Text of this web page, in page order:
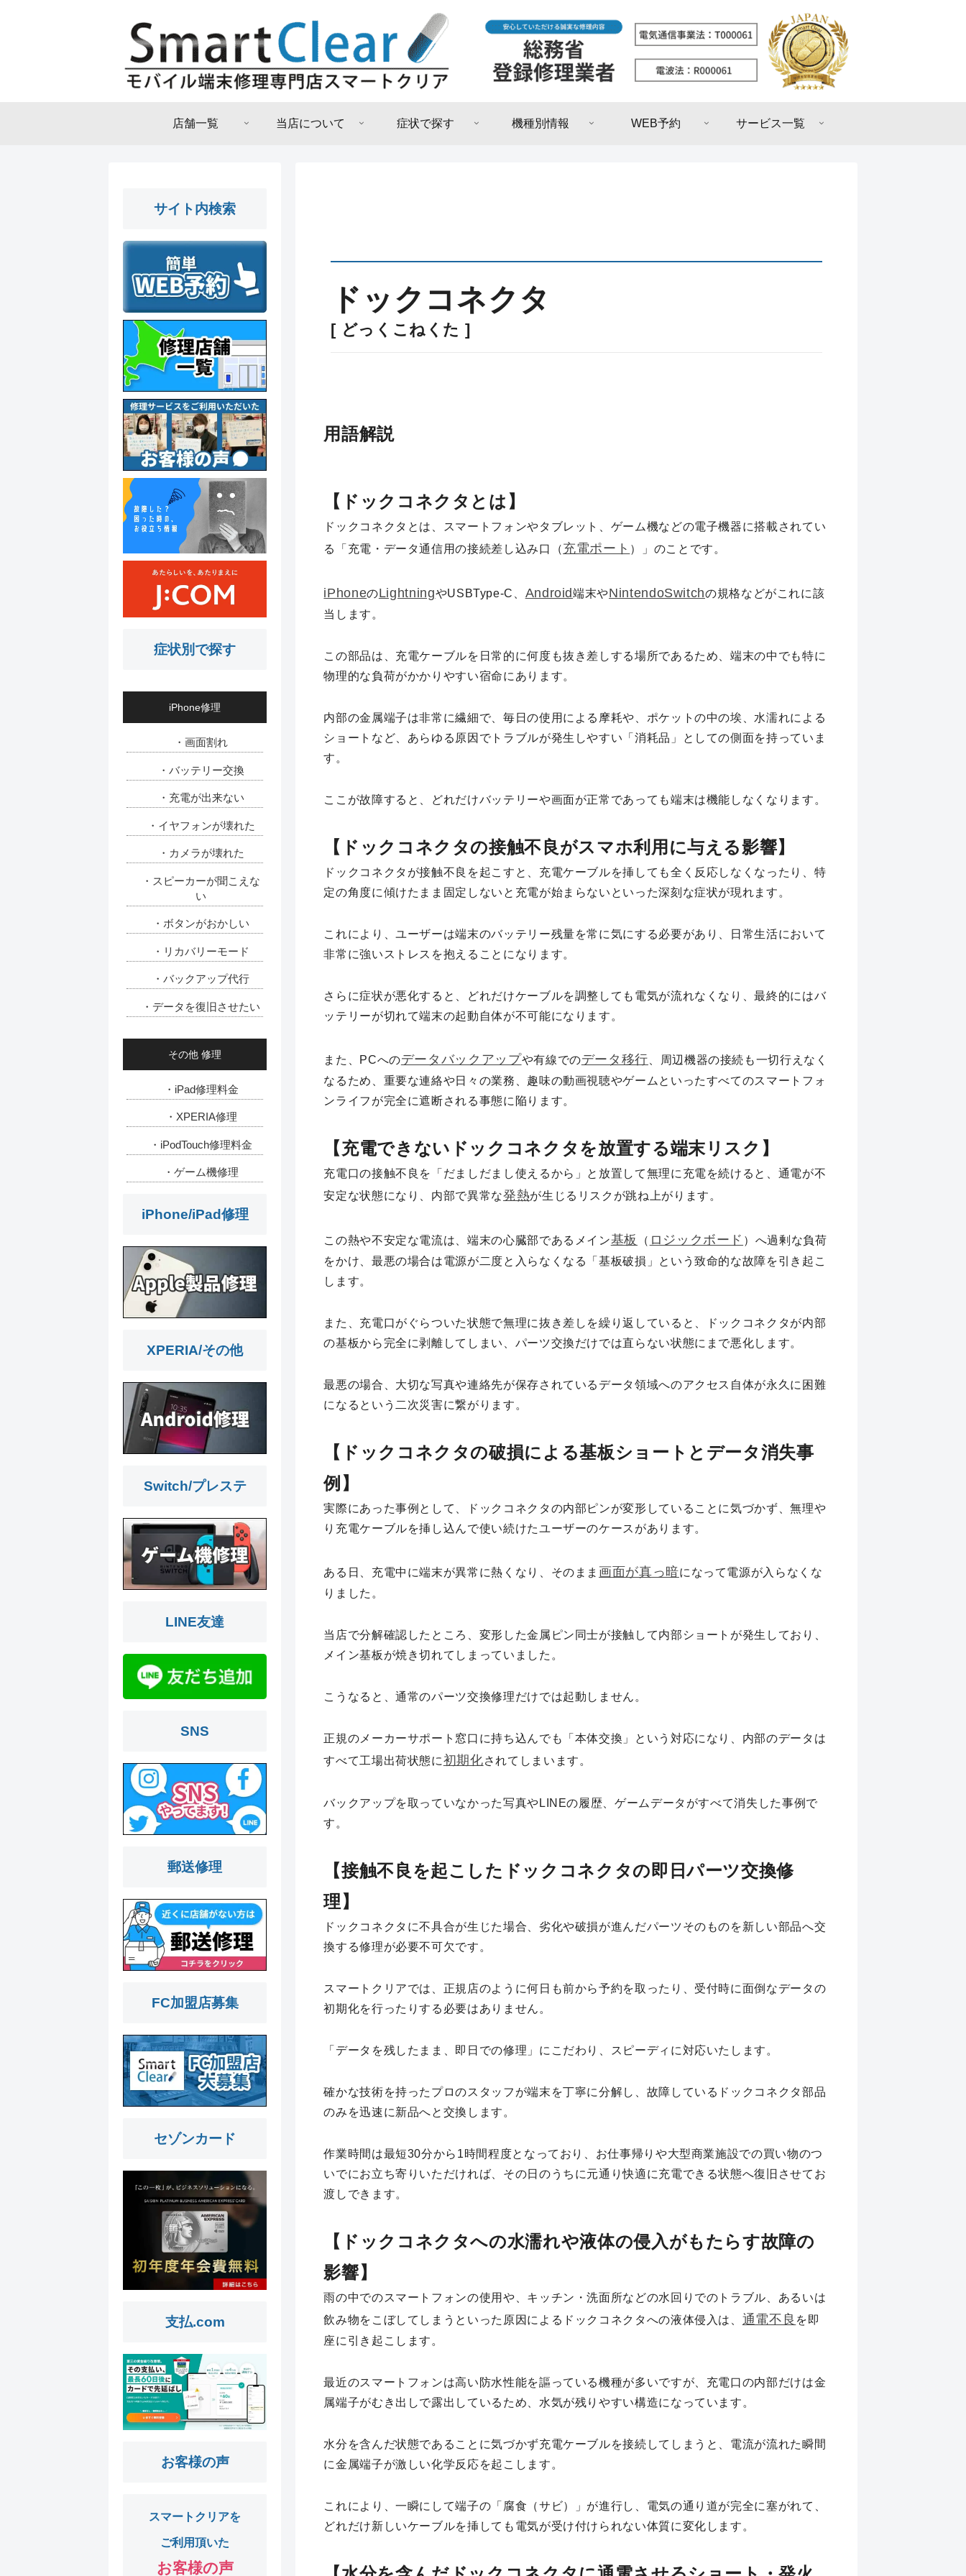
店舗一覧 当店について 症状で探す 機種別情報 WEB予約 サービス一覧
ドックコネクタ
[ どっくこねくた ]
用語解説
【ドックコネクタとは】
ドックコネクタとは、スマートフォンやタブレット、ゲーム機などの電子機器に搭載されてい
る「充電・データ通信用の接続差し込み口（充電ポート ）」のことです。
iPhoneのLightningやUSBType-C、 Android端末やNintendoSwitchの規格などがこれに該
当します。
この部品は、充電ケーブルを日常的に何度も抜き差しする場所であるため、端末の中でも特に
物理的な負荷がかかりやすい宿命にあります。
内部の金属端子は非常に繊細で、毎日の使用による摩耗や、ポケットの中の埃、水濡れによる
ショートなど、あらゆる原因でトラブルが発生しやすい「消耗品」としての側面を持っていま
す。
ここが故障すると、どれだけバッテリーや画面が正常であっても端末は機能しなくなります。
【ドックコネクタの接触不良がスマホ利用に与える影響】
ドックコネクタが接触不良を起こすと、充電ケーブルを挿しても全く反応しなくなったり、特
定の角度に傾けたまま固定しないと充電が始まらないといった深刻な症状が現れます。
これにより、ユーザーは端末のバッテリー残量を常に気にする必要があり、日常生活において
非常に強いストレスを抱えることになります。
さらに症状が悪化すると、どれだけケーブルを調整しても電気が流れなくなり、最終的にはバ
ッテリーが切れて端末の起動自体が不可能になります。
また、PCへのデータ バックアップや有線でのデータ移行 、周辺機器の接続も一切行えなく
なるため、重要な連絡や日々の業務、趣味の動画視聴やゲームといったすべてのスマートフォ
ンライフが完全に遮断される事態に陥ります。
【充電できないドックコネクタを放置する端末リスク】
充電口の接触不良を「だましだまし使えるから」と放置して無理に充電を続けると、通電が不
安定な状態になり、内部で異常な発熱が生じるリスクが跳ね上がります。
この熱や不安定な電流は、端末の心臓部であるメイン基板 （ ロジックボード ）へ過剰な負荷
をかけ、最悪の場合は電源が二度と入らなくなる「基板破損」という致命的な故障を引き起こ
します。
また、充電口がぐらついた状態で無理に抜き差しを繰り返していると、ドックコネクタが内部
の基板から完全に剥離してしまい、パーツ交換だけでは直らない状態にまで悪化します。
最悪の場合、大切な写真や連絡先が保存されているデータ領域へのアクセス自体が永久に困難
になるという二次災害に繋がります。
【ドックコネクタの破損による基板ショートとデータ消失事
例】
実際にあった事例として、ドックコネクタの内部ピンが変形していることに気づかず、無理や
り充電ケーブルを挿し込んで使い続けたユーザーのケースがあります。
ある日、充電中に端末が異常に熱くなり、そのまま 画面が真っ暗になって電源が入らなくな
りました。
当店で分解確認したところ、変形した金属ピン同士が接触して内部ショートが発生しており、
メイン基板が焼き切れてしまっていました。
こうなると、通常のパーツ交換修理だけでは起動しません。
正規のメーカーサポート窓口に持ち込んでも「本体交換」という対応になり、内部のデータは
すべて工場出荷状態に初期化されてしまいます。
バックアップを取っていなかった写真やLINEの履歴、ゲームデータがすべて消失した事例で
す。
【接触不良を起こしたドックコネクタの即日パーツ交換修
理】
ドックコネクタに不具合が生じた場合、劣化や破損が進んだパーツそのものを新しい部品へ交
換する修理が必要不可欠です。
スマートクリアでは、正規店のように何日も前から予約を取ったり、受付時に面倒なデータの
初期化を行ったりする必要はありません。
「データを残したまま、即日での修理」にこだわり、スピーディに対応いたします。
確かな技術を持ったプロのスタッフが端末を丁寧に分解し、故障しているドックコネクタ部品
のみを迅速に新品へと交換します。
作業時間は最短30分から1時間程度となっており、お仕事帰りや大型商業施設での買い物のつ
いでにお立ち寄りいただければ、その日のうちに元通り快適に充電できる状態へ復旧させてお
渡しできます。
【ドックコネクタへの水濡れや液体の侵入がもたらす故障の
影響】
雨の中でのスマートフォンの使用や、キッチン・洗面所などの水回りでのトラブル、あるいは
飲み物をこぼしてしまうといった原因によるドックコネクタへの液体侵入は、 通電不良 を即
座に引き起こします。
最近のスマートフォンは高い防水性能を謳っている機種が多いですが、充電口の内部だけは金
属端子がむき出しで露出しているため、水気が残りやすい構造になっています。
水分を含んだ状態であることに気づかず充電ケーブルを接続してしまうと、電流が流れた瞬間
に金属端子が激しい化学反応を起こします。
これにより、一瞬にして端子の「腐食（サビ）」が進行し、電気の通り道が完全に塞がれて、
どれだけ新しいケーブルを挿しても電気が受け付けられない体質に変化します。
サイト内検索
症状別で探す
iPhone修理
・画面割れ
・バッテリー交換
・充電が出来ない
・イヤフォンが壊れた
・カメラが壊れた
・スピーカーが聞こえな
い
・ボタンがおかしい
・リカバリーモード
・バックアップ代行
・データを復旧させたい
その他 修理
・iPad修理料金
・XPERIA修理
・iPodTouch修理料金
・ゲーム機修理
iPhone/iPad修理
XPERIA/その他
Switch/プレステ
LINE友達
SNS
郵送修理
FC加盟店募集
セゾンカード
支払.com
お客様の声
スマートクリアを
ご利用頂いた
お客様の声